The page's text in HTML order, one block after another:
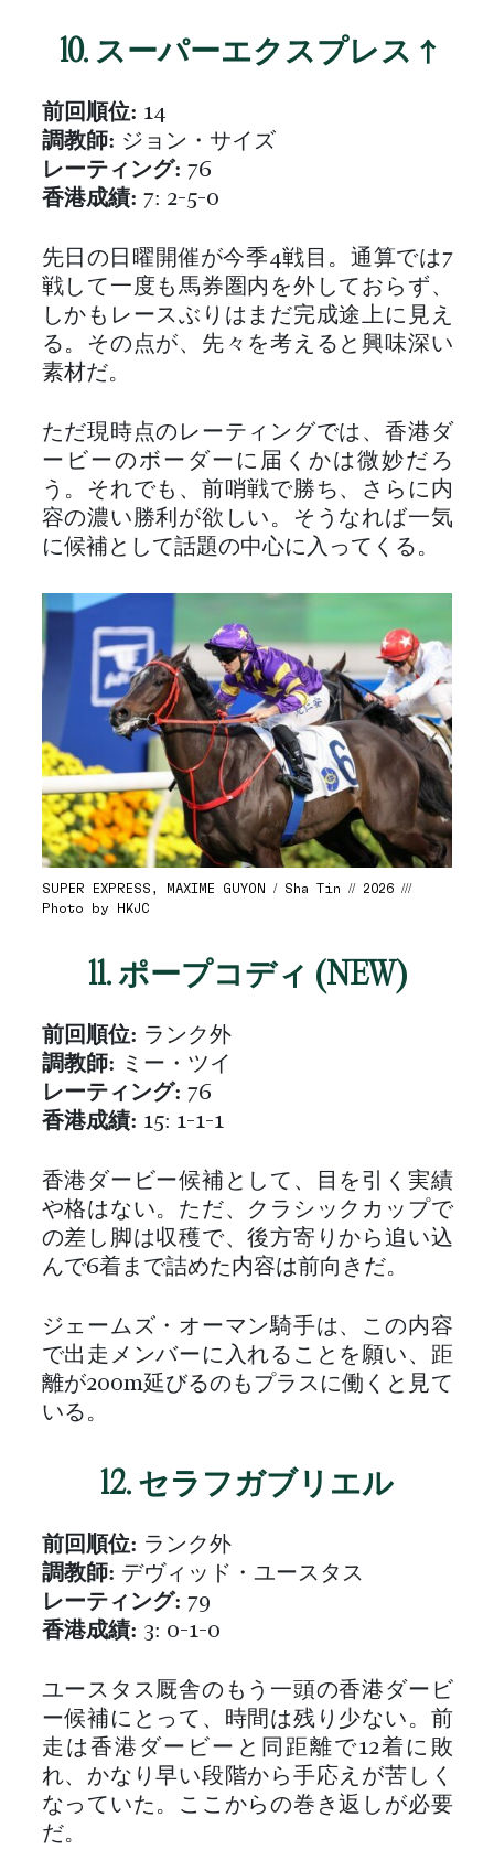
10. スーパーエクスプレス ↑
前回順位: 14
調教師: ジョン・サイズ
レーティング: 76
香港成績: 7: 2-5-0
先日の日曜開催が今季4戦目。通算では7
戦して一度も馬券圏内を外しておらず、
しかもレースぶりはまだ完成途上に見え
る。その点が、先々を考えると興味深い
素材だ。
ただ現時点のレーティングでは、香港ダ
ービーのボーダーに届くかは微妙だろ
う。それでも、前哨戦で勝ち、さらに内
容の濃い勝利が欲しい。そうなれば一気
に候補として話題の中心に入ってくる。
SUPER EXPRESS, MAXIME GUYON / Sha Tin // 2026 ///
Photo by HKJC
11. ポープコディ (NEW)
前回順位: ランク外
調教師: ミー・ツイ
レーティング: 76
香港成績: 15: 1-1-1
香港ダービー候補として、目を引く実績
や格はない。ただ、クラシックカップで
の差し脚は収穫で、後方寄りから追い込
んで6着まで詰めた内容は前向きだ。
ジェームズ・オーマン騎手は、この内容
で出走メンバーに入れることを願い、距
離が200m延びるのもプラスに働くと見て
いる。
12. セラフガブリエル
前回順位: ランク外
調教師: デヴィッド・ユースタス
レーティング: 79
香港成績: 3: 0-1-0
ユースタス厩舎のもう一頭の香港ダービ
ー候補にとって、時間は残り少ない。前
走は香港ダービーと同距離で12着に敗
れ、かなり早い段階から手応えが苦しく
なっていた。ここからの巻き返しが必要
だ。